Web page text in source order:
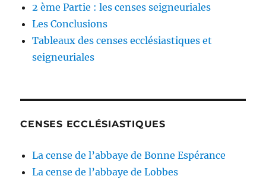
2 ème Partie : les censes seigneuriales
Les Conclusions
Tableaux des censes ecclésiastiques et
seigneuriales
CENSES ECCLÉSIASTIQUES
La cense de l’abbaye de Bonne Espérance
La cense de l’abbaye de Lobbes